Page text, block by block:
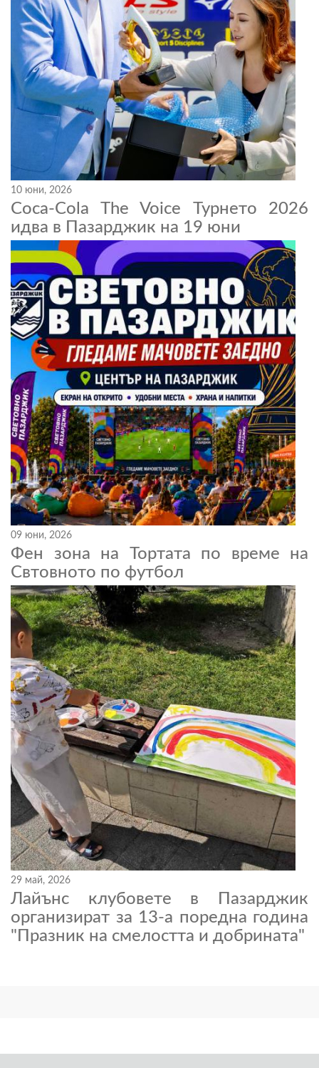
10 юни, 2026
Coca-Cola The Voice Турнето 2026
идва в Пазарджик на 19 юни
09 юни, 2026
Фен зона на Тортата по време на
Свтовното по футбол
29 май, 2026
Лайънс клубовете в Пазарджик
организират за 13-а поредна година
"Празник на смелостта и добрината"